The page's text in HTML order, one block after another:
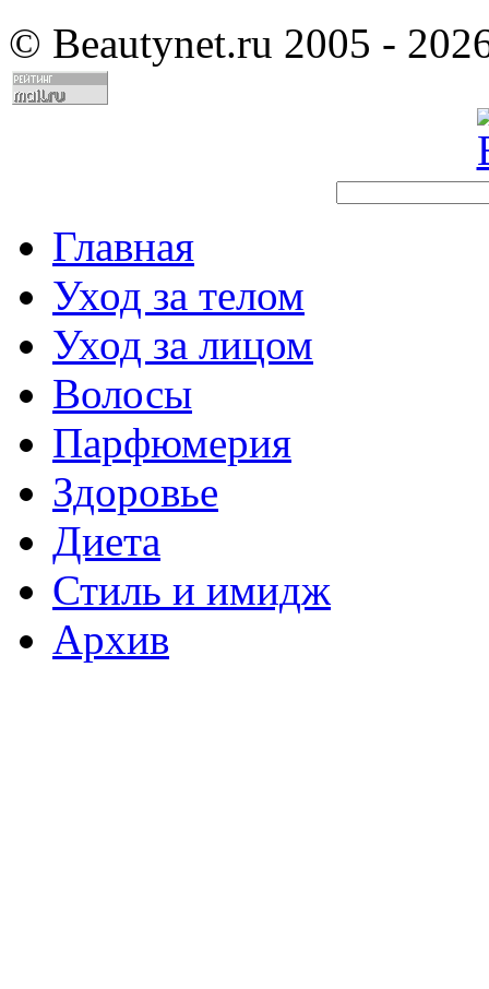
© Beautynet.ru 2005 -
Главная
Уход за телом
Уход за лицом
Волосы
Парфюмерия
Здоровье
Диета
Стиль и имидж
Архив